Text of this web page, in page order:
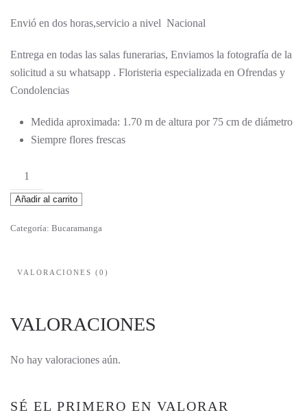
Envió en dos horas,servicio a nivel Nacional
Entrega en todas las salas funerarias, Enviamos la fotografía de la
solicitud a su whatsapp . Floristeria especializada en Ofrendas y
Condolencias
Medida aproximada: 1.70 m de altura por 75 cm de diámetro
Siempre flores frescas
Hildegarda
cantidad
Añadir al carrito
Categoría: Bucaramanga
VALORACIONES (0)
VALORACIONES
No hay valoraciones aún.
SÉ EL PRIMERO EN VALORAR